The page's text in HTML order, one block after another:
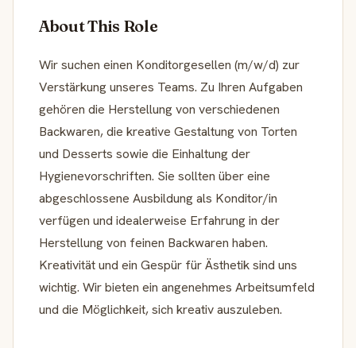
About This Role
Wir suchen einen Konditorgesellen (m/w/d) zur
Verstärkung unseres Teams. Zu Ihren Aufgaben
gehören die Herstellung von verschiedenen
Backwaren, die kreative Gestaltung von Torten
und Desserts sowie die Einhaltung der
Hygienevorschriften. Sie sollten über eine
abgeschlossene Ausbildung als Konditor/in
verfügen und idealerweise Erfahrung in der
Herstellung von feinen Backwaren haben.
Kreativität und ein Gespür für Ästhetik sind uns
wichtig. Wir bieten ein angenehmes Arbeitsumfeld
und die Möglichkeit, sich kreativ auszuleben.